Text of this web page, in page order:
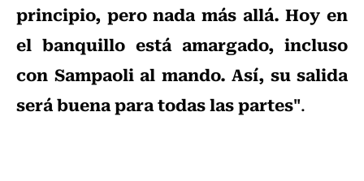
principio, pero nada más allá. Hoy en
el banquillo está amargado, incluso
con Sampaoli al mando. Así, su salida
será buena para todas las partes".